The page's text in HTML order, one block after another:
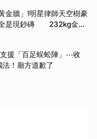
金牆」!明星律師天空樹豪
全是現鈔磚 232kg金山
援「百足蜈蚣陣」⋯收
！廟方道歉了